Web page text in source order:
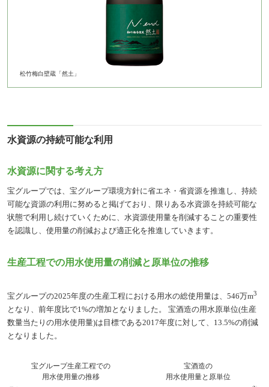
松竹梅白壁蔵「然土」
水資源の持続可能な利用
水資源に関する考え方
宝グループでは、宝グループ環境方針に省エネ・省資源を推進し、持続
可能な資源の利用に努めると掲げており、限りある水資源を持続可能な
状態で利用し続けていくために、水資源使用量を削減することの重要性
を認識し、使用量の削減および適正化を推進していきます。
生産工程での用水使用量の削減と原単位の推移
宝グループの2025年度の生産工程における用水の総使用量は、546万m3
となり、前年度比で1%の増加となりました。 宝酒造の用水原単位(生産
数量当たりの用水使用量)は目標である2017年度に対して、13.5%の削減
となりました。
宝グループ生産工程での
用水使用量の推移
宝酒造の
用水使用量と原単位